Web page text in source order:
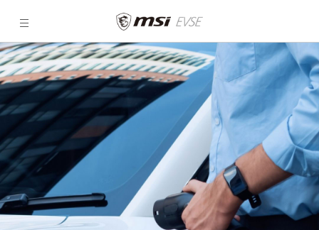
MSI
Commerce
|
Recharge
pour